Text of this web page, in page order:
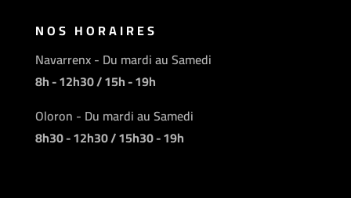
NOS HORAIRES
Navarrenx - Du mardi au Samedi
8h - 12h30 / 15h - 19h
Oloron - Du mardi au Samedi
8h30 - 12h30 / 15h30 - 19h